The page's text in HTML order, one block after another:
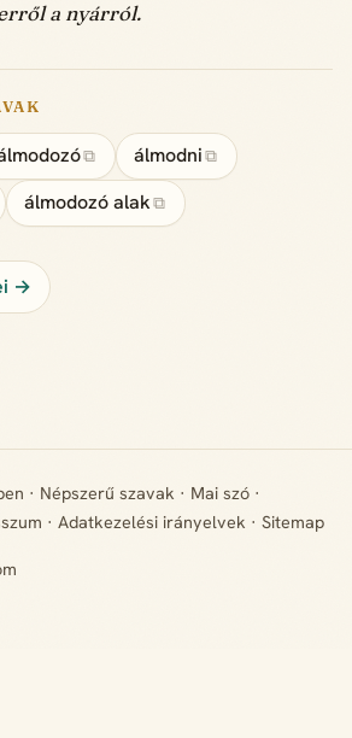
a nyárról.
⧉ álmodni ⧉
álmodozó alak ⧉
→
· Népszerű szavak · Mai szó ·
· Adatkezelési irányelvek · Sitemap